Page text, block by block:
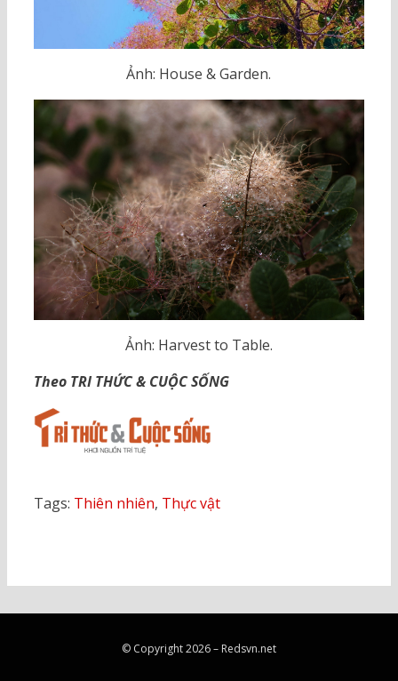
Ảnh: House & Garden.
Ảnh: Harvest to Table.
Theo TRI THỨC & CUỘC SỐNG
Tags: Thiên nhiên, Thực vật
© Copyright 2026 – Redsvn.net